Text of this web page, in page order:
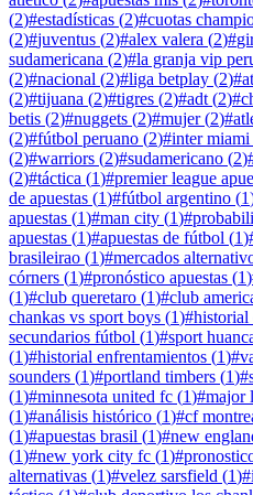
(2)#estadísticas (2)#cuotas
(2)#juventus (2)#alex valera (2)#
sudamericana (2)#la granja vip
(2)#nacional (2)#liga betplay (2)#
(2)#tijuana (2)#tigres (2)#adt (2)#
betis (2)#nuggets (2)#mujer(2)#
(2)#fútbol peruano (2)#inter miami
(2)#warriors (2)#sudamericano (2)
(2)#táctica (1)#premier league
de apuestas (1)#fútbol argentino (1
apuestas (1)#man city (1)#
apuestas (1)#apuestas de fútbol (1)
brasileirao (1)#mercados
córners (1)#pronóstico apuestas (1)
(1)#club queretaro (1)#club
chankas vs sport boys (1)#historial
secundarios fútbol (1)#sport
(1)#historial enfrentamientos (1)#
sounders (1)#portland timbers (1)#
(1)#minnesota united fc (1)#major
(1)#análisis histórico (1)#cf
(1)#apuestas brasil (1)#new
(1)#new york city fc (1)#
alternativas (1)#velez sarsfield (1)#